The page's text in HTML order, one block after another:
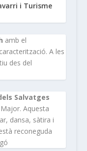
i Turisme
amb el
A les
des del
Salvatges
Aquesta
dansa, sàtira i
reconeguda